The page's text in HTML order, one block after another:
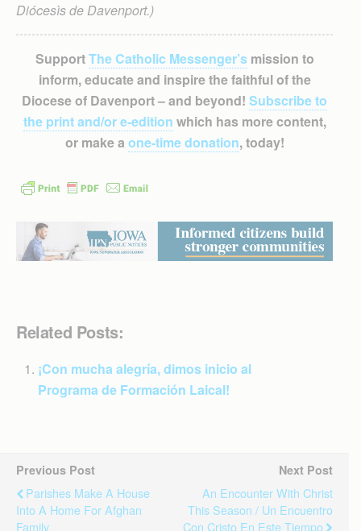
Diócesìs de Davenport.)
SupportThe Catholic Messenger’smission to
inform, educate and inspire the faithful of the
Diocese of Davenport – and beyond! Subscribe to
the print and/or e-edition which has more content,
or make a one-time donation, today!
Related Posts:
¡Con mucha alegría, dimos inicio al
Programa de Formación Laical!
Previous Post
Parishes Make A House
Into A Home For Afghan
Family
Next Post
An Encounter With Christ
This Season / Un Encuentro
Con Cristo En Este Tiempo